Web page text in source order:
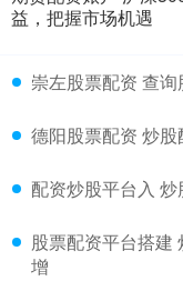
益，把握市场机遇
崇左股票配资 查
德阳股票配资 炒
配资炒股平台入
股票配资平台搭建
增